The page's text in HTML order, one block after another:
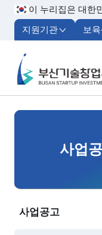
이 누리집은 대한
지원기관 보
부산기술창
사업
사업공고